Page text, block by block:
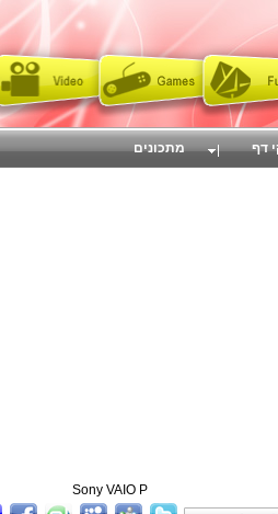
Sony VAIO P
דף מתכונים